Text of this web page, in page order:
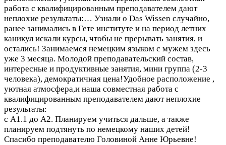
работа с квалифицированным преподавателем дают
неплохие результаты:… Узнали о Das Wissen случайно,
ранее занимались в Гете институте и на период летних
каникул искали курсы, чтобы не прерывать занятия, и
остались! Занимаемся немецким языком с мужем здесь
уже 3 месяца. Молодой преподавательский состав,
интересные и продуктивные занятия, мини группа (2-3
человека), демократичная цена!Удобное расположение ,
уютная атмосфера,и наша совместная работа с
квалифицированным преподавателем дают неплохие
результаты:
с А1.1 до А2. Планируем учиться дальше, а также
планируем подтянуть по немецкому наших детей!
Спасибо преподавателю Головиной Анне Юрьевне!